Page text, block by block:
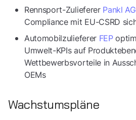
Rennsport-Zulieferer Pankl AG
Compliance mit EU-CSRD
Automobilzulieferer FEP
Umwelt-KPIs auf
Wettbewerbsvorteile in
OEMs
Wachstumspläne